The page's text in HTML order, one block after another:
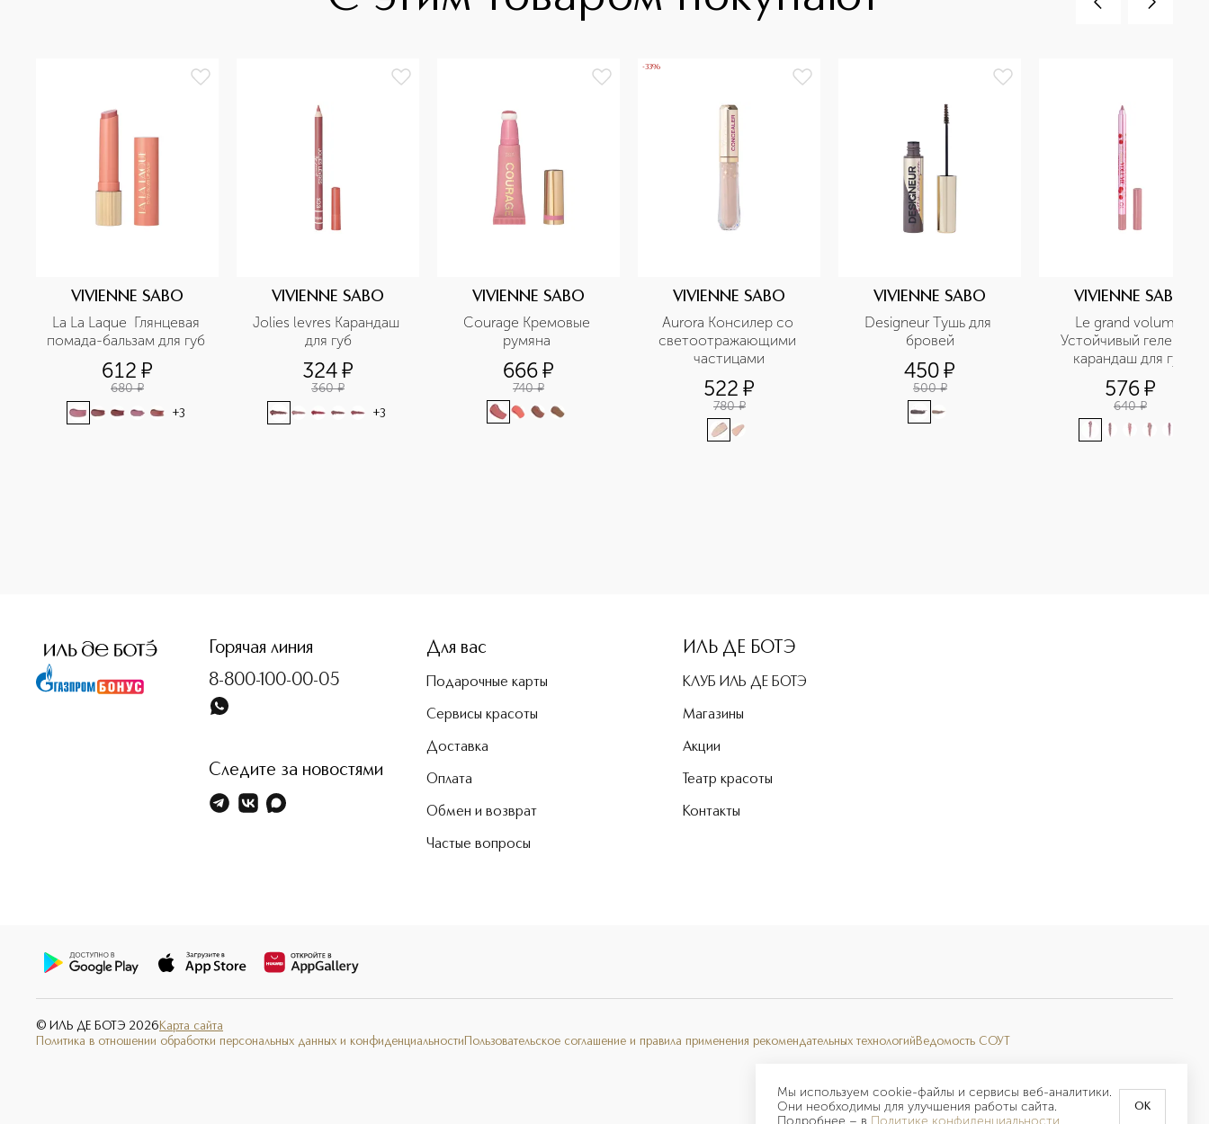
Мы используем cookie-файлы и сервисы веб-аналитики.
Они необходимы для улучшения работы сайта.
Подробнее – в Политике конфиденциальности
OK
VIVIENNE SABO
La La Laque  Глянцевая
612 ¤
680 ¤
+3
VIVIENNE SABO
Jolies levres Карандаш
для губ
324¤
360 ¤
+3
VIVIENNE SABO
Courage Кремовые
666¤
740 ¤
-33%
VIVIENNE SABO
Aurora Консилер со
светоотражающими
частицами
522 ¤
780 ¤
VIVIENNE SABO
Designeur Тушь для
бровей
450¤
500 ¤
VIVIENNE SABO
Le grand volume
Устойчивый гелевый
карандаш для губ
576¤
640 ¤
Горячая линия
8-800-100-00-05
Следите за новостями
Для вас
Подарочные карты
Сервисы красоты
Доставка
Оплата
Обмен и возврат
Частые вопросы
ИЛЬ ДЕ БОТЭ
КЛУБ ИЛЬ ДЕ БОТЭ
Магазины
Акции
Театр красоты
Контакты
© ИЛЬ ДЕ БОТЭ 2026 Карта сайта
Политика в отношении обработки персональных данных и конфиденциальности Пользовательское соглашение и правила применения рекомендательных технологий Ведомость СОУТ